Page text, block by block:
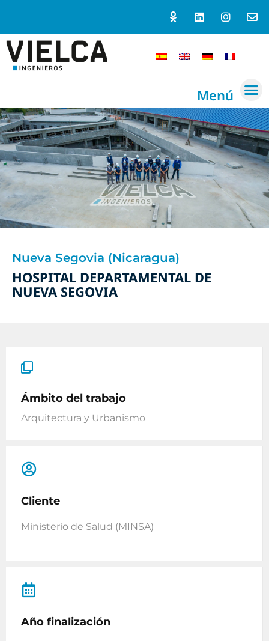
Menú
Nueva Segovia (Nicaragua)
HOSPITAL DEPARTAMENTAL DE
NUEVA SEGOVIA
Ámbito del trabajo
Arquitectura y Urbanismo
Cliente
Ministerio de Salud (MINSA)
Año finalización